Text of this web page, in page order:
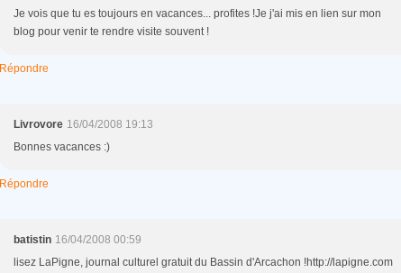
Je vois que tu es toujours en vacances... profites !Je j'ai mis en lien sur mon
blog pour venir te rendre visite souvent !
Répondre
Livrovore 16/04/2008 19:13
Bonnes vacances :)
Répondre
batistin 16/04/2008 00:59
lisez LaPigne, journal culturel gratuit du Bassin d'Arcachon !http://lapigne.com